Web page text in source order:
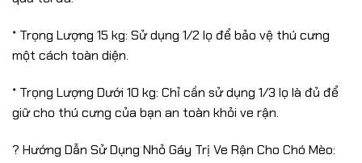
* Trọng Lượng 15 kg: Sử dụng 1/2 lọ để bảo vệ thú cưng
một cách toàn diện.
* Trọng Lượng Dưới 10 kg: Chỉ cần sử dụng 1/3 lọ là đủ để
giữ cho thú cưng của bạn an toàn khỏi ve rận.
? Hướng Dẫn Sử Dụng Nhỏ Gáy Trị Ve Rận Cho Chó Mèo: